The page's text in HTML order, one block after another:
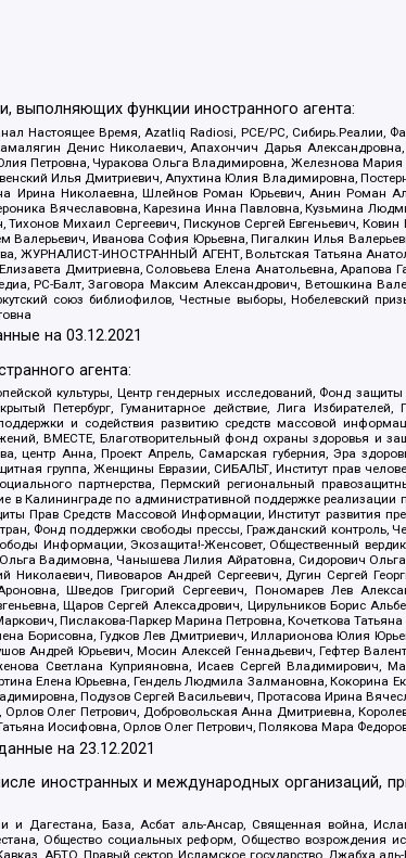
выполняющих функции иностранного агента:
Настоящее Время, Azatliq Radiosi, PCE/PC, Сибирь.Реалии,
Денис Николаевич, Апахончич Дарья
Петровна, Чуракова Ольга Владимировна, Железнова
Илья Дмитриевич, Апухтина Юлия Владимировна,
Ирина Николаевна, Шлейнов Роман Юрьевич, Анин Роман
Вячеславовна, Карезина Инна Павловна, Кузьмина
Михаил Сергеевич, Пискунов Сергей Евгеньевич,
Валерьевич, Иванова София Юрьевна, Пигалкин Илья
ЖУРНАЛИСТ-ИНОСТРАННЫЙ АГЕНТ, Вольтская Татьяна
Дмитриевна, Соловьева Елена Анатольевна,
РС-Балт, Заговора Максим Александрович, Ветошкина
союз библиофилов, Честные выборы, Нобелевский
на03.12.2021
агента:
культуры, Центр гендерных исследований, Фонд
Петербург, Гуманитарное действие, Лига Избирателей,
и содействия развитию средств массовой
ВМЕСТЕ, Благотворительный фонд охраны здоровья
центр Анна, Проект Апрель, Самарская губерния, Эра
группа, Женщины Евразии, СИБАЛЬТ, Институт прав
партнерства, Пермский региональный
по административной поддержке реализации
Прав Средств Массовой Информации, Институт развития
Фонд поддержки свободы прессы, Гражданский
Информации, Экозащита!-Женсовет, Общественный
Вадимовна, Чанышева Лилия Айратовна, Сидорович Ольга
Пивоваров Андрей Сергеевич, Дугин Сергей
Шведов Григорий Сергеевич, Пономарев Лев
Щаров Сергей Алексадрович, Цирульников Борис
Пислакова-Паркер Марина Петровна, Кочеткова
Борисовна, Гудков Лев Дмитриевич, Илларионова Юлия
Андрей Юрьевич, Мосин Алексей Геннадьевич, Гефтер
Светлана Куприяновна, Исаев Сергей Владимирович,
Елена Юрьевна, Гендель Людмила Залмановна, Кокорина
Подузов Сергей Васильевич, Протасова Ирина
Олег Петрович, Добровольская Анна Дмитриевна,
Иосифовна, Орлов Олег Петрович, Полякова Мара
на23.12.2021
иностранных и международных организаций,
Дагестана, База, Асбат аль-Ансар, Священная война,
Общество социальных реформ, Общество
АБТО, Правый сектор, Исламское государство, Джабха